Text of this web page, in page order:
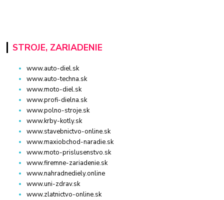
STROJE, ZARIADENIE
www.auto-diel.sk
www.auto-techna.sk
www.moto-diel.sk
www.profi-dielna.sk
www.polno-stroje.sk
www.krby-kotly.sk
www.stavebnictvo-online.sk
www.maxiobchod-naradie.sk
www.moto-prislusenstvo.sk
www.firemne-zariadenie.sk
www.nahradnediely.online
www.uni-zdrav.sk
www.zlatnictvo-online.sk